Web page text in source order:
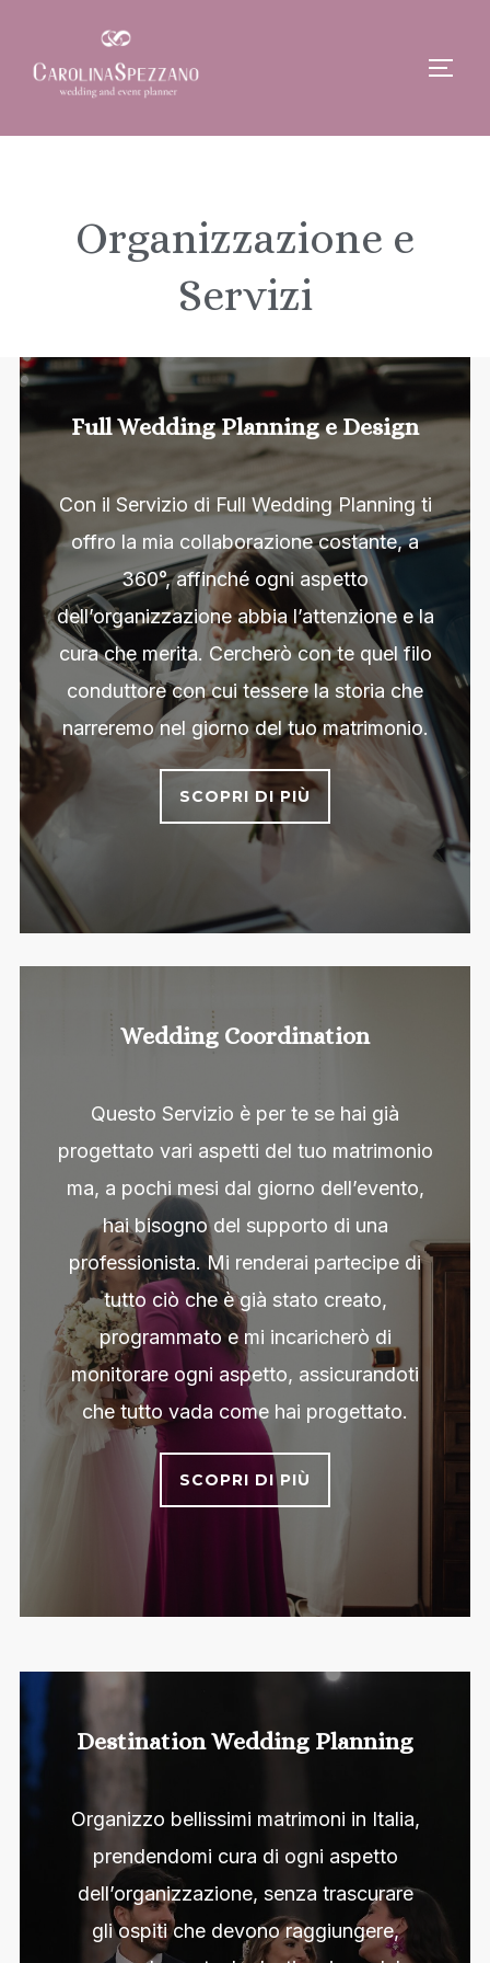
Organizzazione e
Servizi
Full Wedding Planning e Design
Con il Servizio di Full Wedding Planning ti
offro la mia collaborazione costante, a
360°, affinché ogni aspetto
dell’organizzazione abbia l’attenzione e la
cura che merita. Cercherò con te quel filo
conduttore con cui tessere la storia che
narreremo nel giorno del tuo matrimonio.
SCOPRI DI PIÙ
Wedding Coordination
Questo Servizio è per te se hai già
progettato vari aspetti del tuo matrimonio
ma, a pochi mesi dal giorno dell’evento,
hai bisogno del supporto di una
professionista. Mi renderai partecipe di
tutto ciò che è già stato creato,
programmato e mi incaricherò di
monitorare ogni aspetto, assicurandoti
che tutto vada come hai progettato.
SCOPRI DI PIÙ
Destination Wedding Planning
Organizzo bellissimi matrimoni in Italia,
prendendomi cura di ogni aspetto
dell’organizzazione, senza trascurare
gli ospiti che devono raggiungere,